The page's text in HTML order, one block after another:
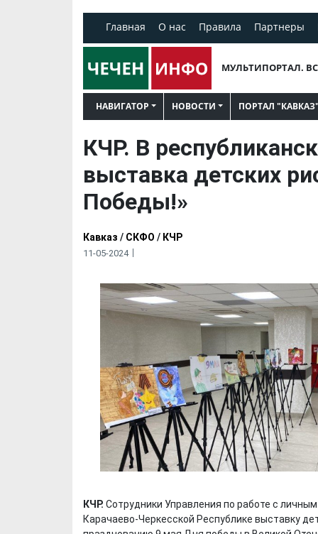
Главная О нас Правила Партнеры
МУЛЬТИПОРТАЛ.
НАВИГАТОР НОВОСТИ ПОРТАЛ "КАВКАЗ"
КЧР. В
выставка детских
Победы!»
Кавказ / СКФО / КЧР
11-05-2024
КЧР. Сотрудники Управления по работе с
Карачаево-Черкесской Республике выставку